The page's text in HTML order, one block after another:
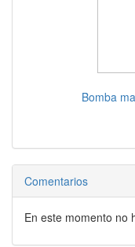
Bomba
Comentarios
En este momento no